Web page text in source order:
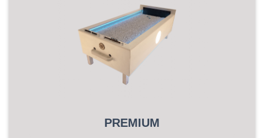
PREMIUM